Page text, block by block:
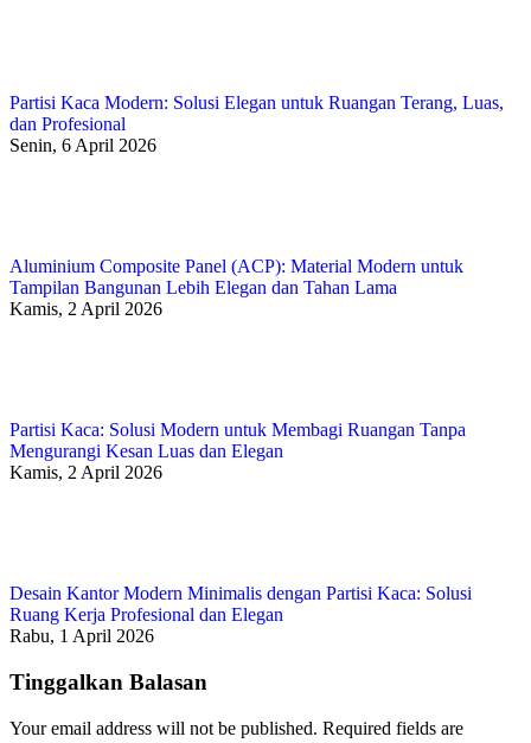
Partisi Kaca Modern: Solusi Elegan untuk Ruangan Terang, Luas,
dan Profesional
Senin, 6 April 2026
Aluminium Composite Panel (ACP): Material Modern untuk
Tampilan Bangunan Lebih Elegan dan Tahan Lama
Kamis, 2 April 2026
Partisi Kaca: Solusi Modern untuk Membagi Ruangan Tanpa
Mengurangi Kesan Luas dan Elegan
Kamis, 2 April 2026
Desain Kantor Modern Minimalis dengan Partisi Kaca: Solusi
Ruang Kerja Profesional dan Elegan
Rabu, 1 April 2026
Tinggalkan Balasan
Your email address will not be published. Required fields are